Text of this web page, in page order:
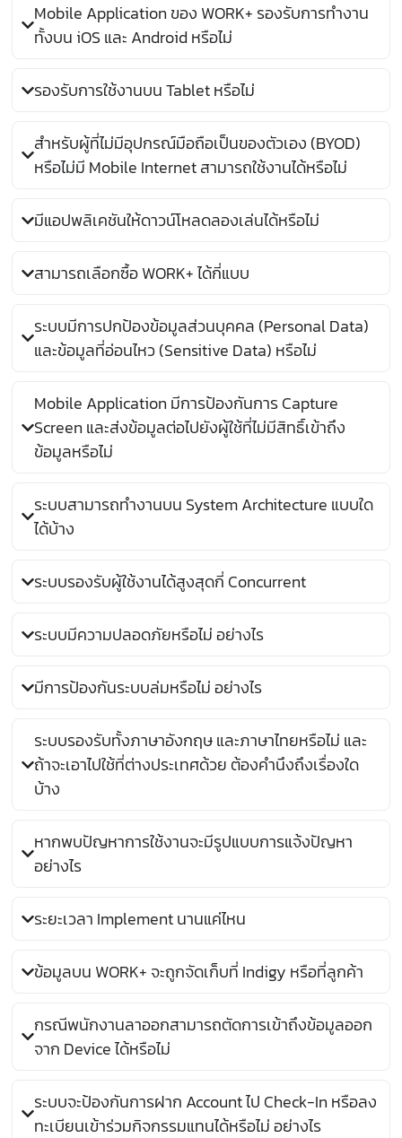
Mobile Application ของ WORK+ รองรับการทำงาน
ทั้งบน iOS และ Android หรือไม่
รองรับการใช้งานบน Tablet หรือไม่
สำหรับผู้ที่ไม่มีอุปกรณ์มือถือเป็นของตัวเอง (BYOD)
หรือไม่มี Mobile Internet สามารถใช้งานได้หรือไม่
มีแอปพลิเคชันให้ดาวน์โหลดลองเล่นได้หรือไม่
สามารถเลือกซื้อ WORK+ ได้กี่แบบ
ระบบมีการปกป้องข้อมูลส่วนบุคคล (Personal Data)
และข้อมูลที่อ่อนไหว (Sensitive Data) หรือไม่
Mobile Application มีการป้องกันการ Capture
Screen และส่งข้อมูลต่อไปยังผู้ใช้ที่ไม่มีสิทธิ์เข้าถึง
ข้อมูลหรือไม่
ระบบสามารถทำงานบน System Architecture แบบใด
ได้บ้าง
ระบบรองรับผู้ใช้งานได้สูงสุดกี่ Concurrent
ระบบมีความปลอดภัยหรือไม่ อย่างไร
มีการป้องกันระบบล่มหรือไม่ อย่างไร
ระบบรองรับทั้งภาษาอังกฤษ และภาษาไทยหรือไม่ และ
ถ้าจะเอาไปใช้ที่ต่างประเทศด้วย ต้องคำนึงถึงเรื่องใด
บ้าง
หากพบปัญหาการใช้งานจะมีรูปแบบการแจ้งปัญหา
อย่างไร
ระยะเวลา Implement นานแค่ไหน
ข้อมูลบน WORK+ จะถูกจัดเก็บที่ Indigy หรือที่ลูกค้า
กรณีพนักงานลาออกสามารถตัดการเข้าถึงข้อมูลออก
จาก Device ได้หรือไม่
ระบบจะป้องกันการฝาก Account ไป Check-In หรือลง
ทะเบียนเข้าร่วมกิจกรรมแทนได้หรือไม่ อย่างไร